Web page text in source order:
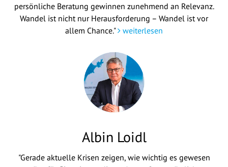
persönliche Beratung gewinnen zunehmend an Relevanz.
Wandel ist nicht nur Herausforderung – Wandel ist vor
allem Chance."
weiterlesen
Albin Loidl
"Gerade aktuelle Krisen zeigen, wie wichtig es gewesen